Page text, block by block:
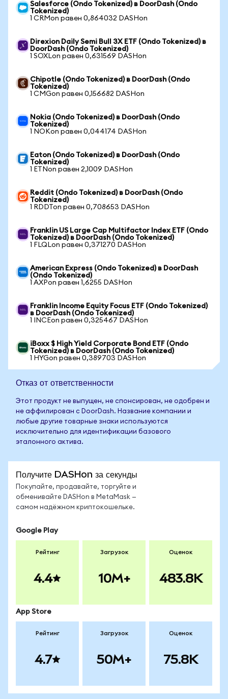
Salesforce (Ondo Tokenized) в DoorDash (Ondo
Tokenized)
1 CRMon равен 0,864032 DASHon
Direxion Daily Semi Bull 3X ETF (Ondo Tokenized) в
DoorDash (Ondo Tokenized)
1 SOXLon равен 0,631569 DASHon
Chipotle (Ondo Tokenized) в DoorDash (Ondo
Tokenized)
1 CMGon равен 0,156682 DASHon
Nokia (Ondo Tokenized) в DoorDash (Ondo
Tokenized)
1 NOKon равен 0,044174 DASHon
Eaton (Ondo Tokenized) в DoorDash (Ondo
Tokenized)
1 ETNon равен 2,1009 DASHon
Reddit (Ondo Tokenized) в DoorDash (Ondo
Tokenized)
1 RDDTon равен 0,708653 DASHon
Franklin US Large Cap Multifactor Index ETF (Ondo
Tokenized) в DoorDash (Ondo Tokenized)
1 FLQLon равен 0,371270 DASHon
American Express (Ondo Tokenized) в DoorDash
(Ondo Tokenized)
1 AXPon равен 1,6255 DASHon
Franklin Income Equity Focus ETF (Ondo Tokenized)
в DoorDash (Ondo Tokenized)
1 INCEon равен 0,325467 DASHon
iBoxx $ High Yield Corporate Bond ETF (Ondo
Tokenized) в DoorDash (Ondo Tokenized)
1 HYGon равен 0,389703 DASHon
Отказ от ответственности
Этот продукт не выпущен, не спонсирован, не одобрен и
не аффилирован с DoorDash. Название компании и
любые другие товарные знаки используются
исключительно для идентификации базового
эталонного актива.
Получите DASHon за секунды
Покупайте, продавайте, торгуйте и
обменивайте DASHon в MetaMask —
самом надёжном криптокошельке.
Google Play
Рейтинг
4.4
Загрузок
10M+
Оценок
483.8K
App Store
Рейтинг
4.7
Загрузок
50M+
Оценок
75.8K